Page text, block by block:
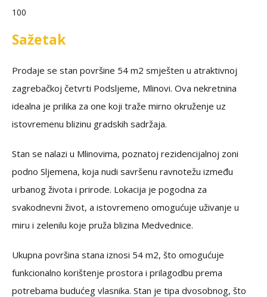
100
Sažetak
Prodaje se stan površine 54 m2 smješten u atraktivnoj
zagrebačkoj četvrti Podsljeme, Mlinovi. Ova nekretnina
idealna je prilika za one koji traže mirno okruženje uz
istovremenu blizinu gradskih sadržaja.
Stan se nalazi u Mlinovima, poznatoj rezidencijalnoj zoni
podno Sljemena, koja nudi savršenu ravnotežu između
urbanog života i prirode. Lokacija je pogodna za
svakodnevni život, a istovremeno omogućuje uživanje u
miru i zelenilu koje pruža blizina Medvednice.
Ukupna površina stana iznosi 54 m2, što omogućuje
funkcionalno korištenje prostora i prilagodbu prema
potrebama budućeg vlasnika. Stan je tipa dvosobnog, što